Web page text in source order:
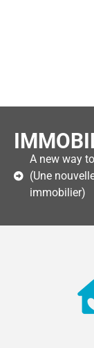
A new way
(Une
immobilier)